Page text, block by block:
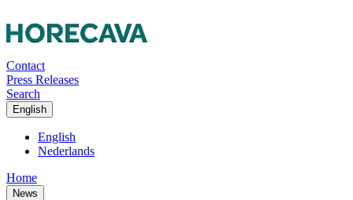
Contact
Press Releases
Search
English
English
Nederlands
Home
News